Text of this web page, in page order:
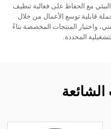
البيئي مع الحفاظ على فعالية تنظيف
قابلية توسع الأعمال من خلال
واختيار المنتجات المخصصة بناءً
المحددة.
الشائعة